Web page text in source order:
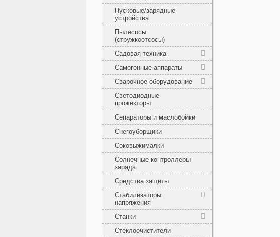
Пусковые/зарядные
устройства
Пылесосы
(стружкоотсосы)
Садовая техника
Самогонные аппараты
Сварочное оборудование
Светодиодные
прожекторы
Сепараторы и маслобойки
Снегоуборщики
Соковыжималки
Солнечные контроллеры
заряда
Средства защиты
Стабилизаторы
напряжения
Станки
Стеклоочистители